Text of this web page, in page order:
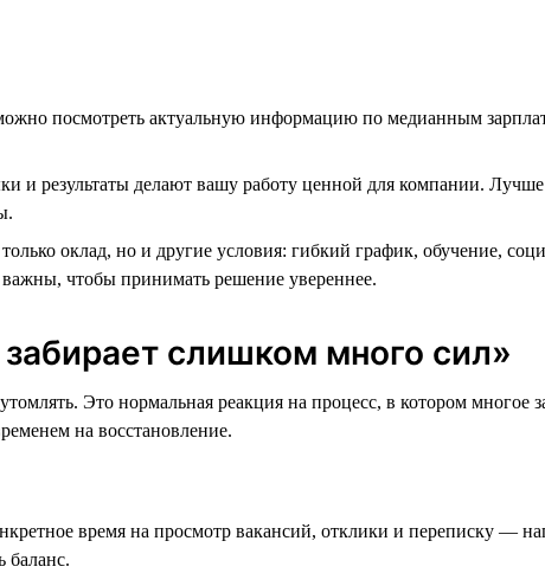
посмотреть актуальную информацию по медианным
и результаты делают вашу работу ценной для компании.
оклад, но и другие условия: гибкий график, обучение,
чтобы принимать решение увереннее.
слишком много сил»
Это нормальная реакция на процесс, в котором многое
на восстановление.
время на просмотр вакансий, отклики и переписку —
баланс.